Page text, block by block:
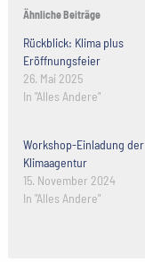
Ähnliche Beiträge
Rückblick: Klima plus
Eröffnungsfeier
26. Mai 2025
In "Alles Andere"
Workshop-Einladung der
Klimaagentur
15. November 2024
In "Alles Andere"